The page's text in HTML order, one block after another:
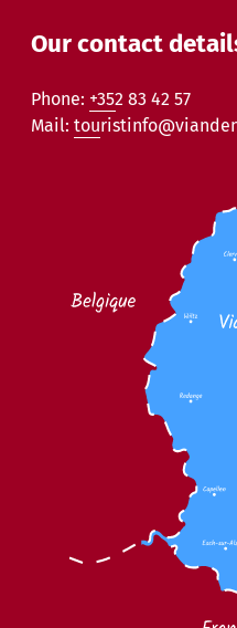
Our contact
Phone: +352 83 42 57
Mail: